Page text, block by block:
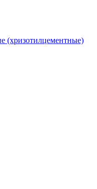
(хризотилцементные)